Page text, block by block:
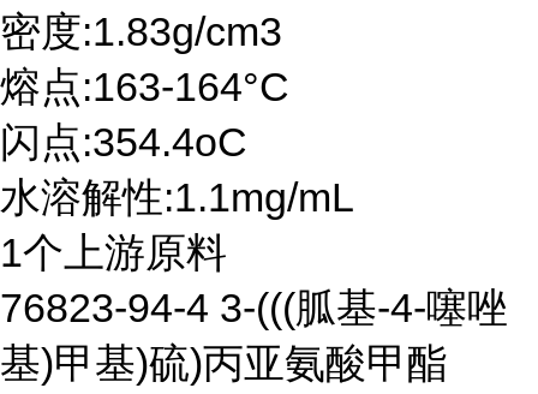
密度:1.83g/cm3
熔点:163-164°C
闪点:354.4oC
水溶解性:1.1mg/mL
1个上游原料
76823-94-4 3-(((胍基-4-噻唑
基)甲基)硫)丙亚氨酸甲酯